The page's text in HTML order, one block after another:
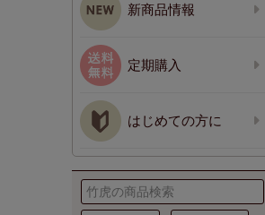
新商品情報
定期購入
はじめての方に